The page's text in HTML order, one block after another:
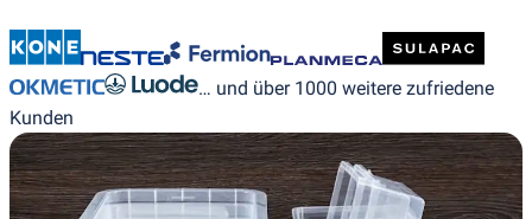
… und über 1000 weitere zufriedene
Kunden